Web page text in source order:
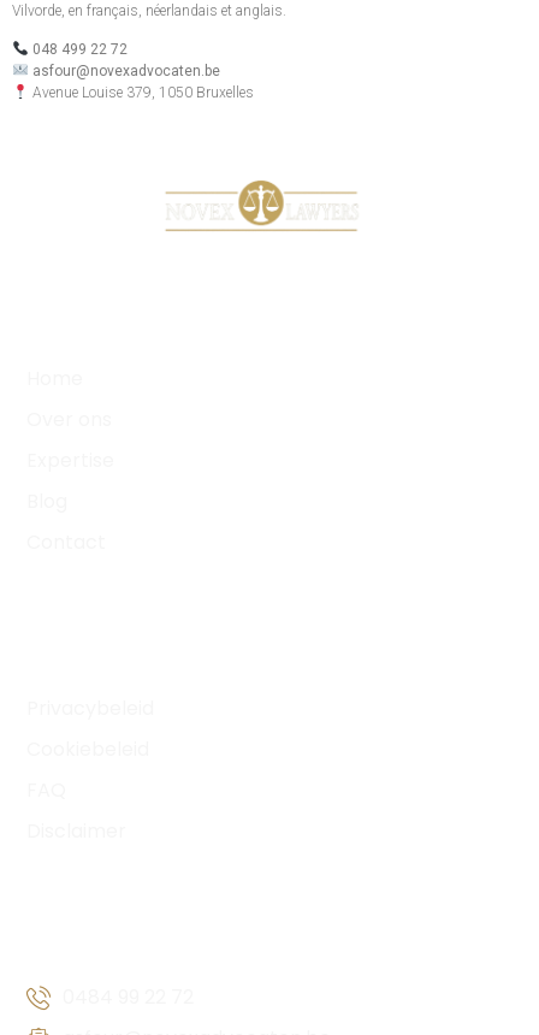
Vilvorde, en français, néerlandais et anglais.
048 499 22 72
asfour@novexadvocaten.be
Avenue Louise 379, 1050 Bruxelles